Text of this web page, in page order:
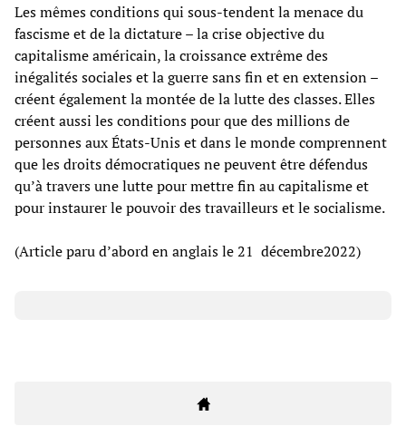
Les mêmes conditions qui sous-tendent la menace du
fascisme et de la dictature – la crise objective du
capitalisme américain, la croissance extrême des
inégalités sociales et la guerre sans fin et en extension –
créent également la montée de la lutte des classes. Elles
créent aussi les conditions pour que des millions de
personnes aux États-Unis et dans le monde comprennent
que les droits démocratiques ne peuvent être défendus
qu’à travers une lutte pour mettre fin au capitalisme et
pour instaurer le pouvoir des travailleurs et le socialisme.
(Article paru d’abord en anglais le 21 décembre2022)